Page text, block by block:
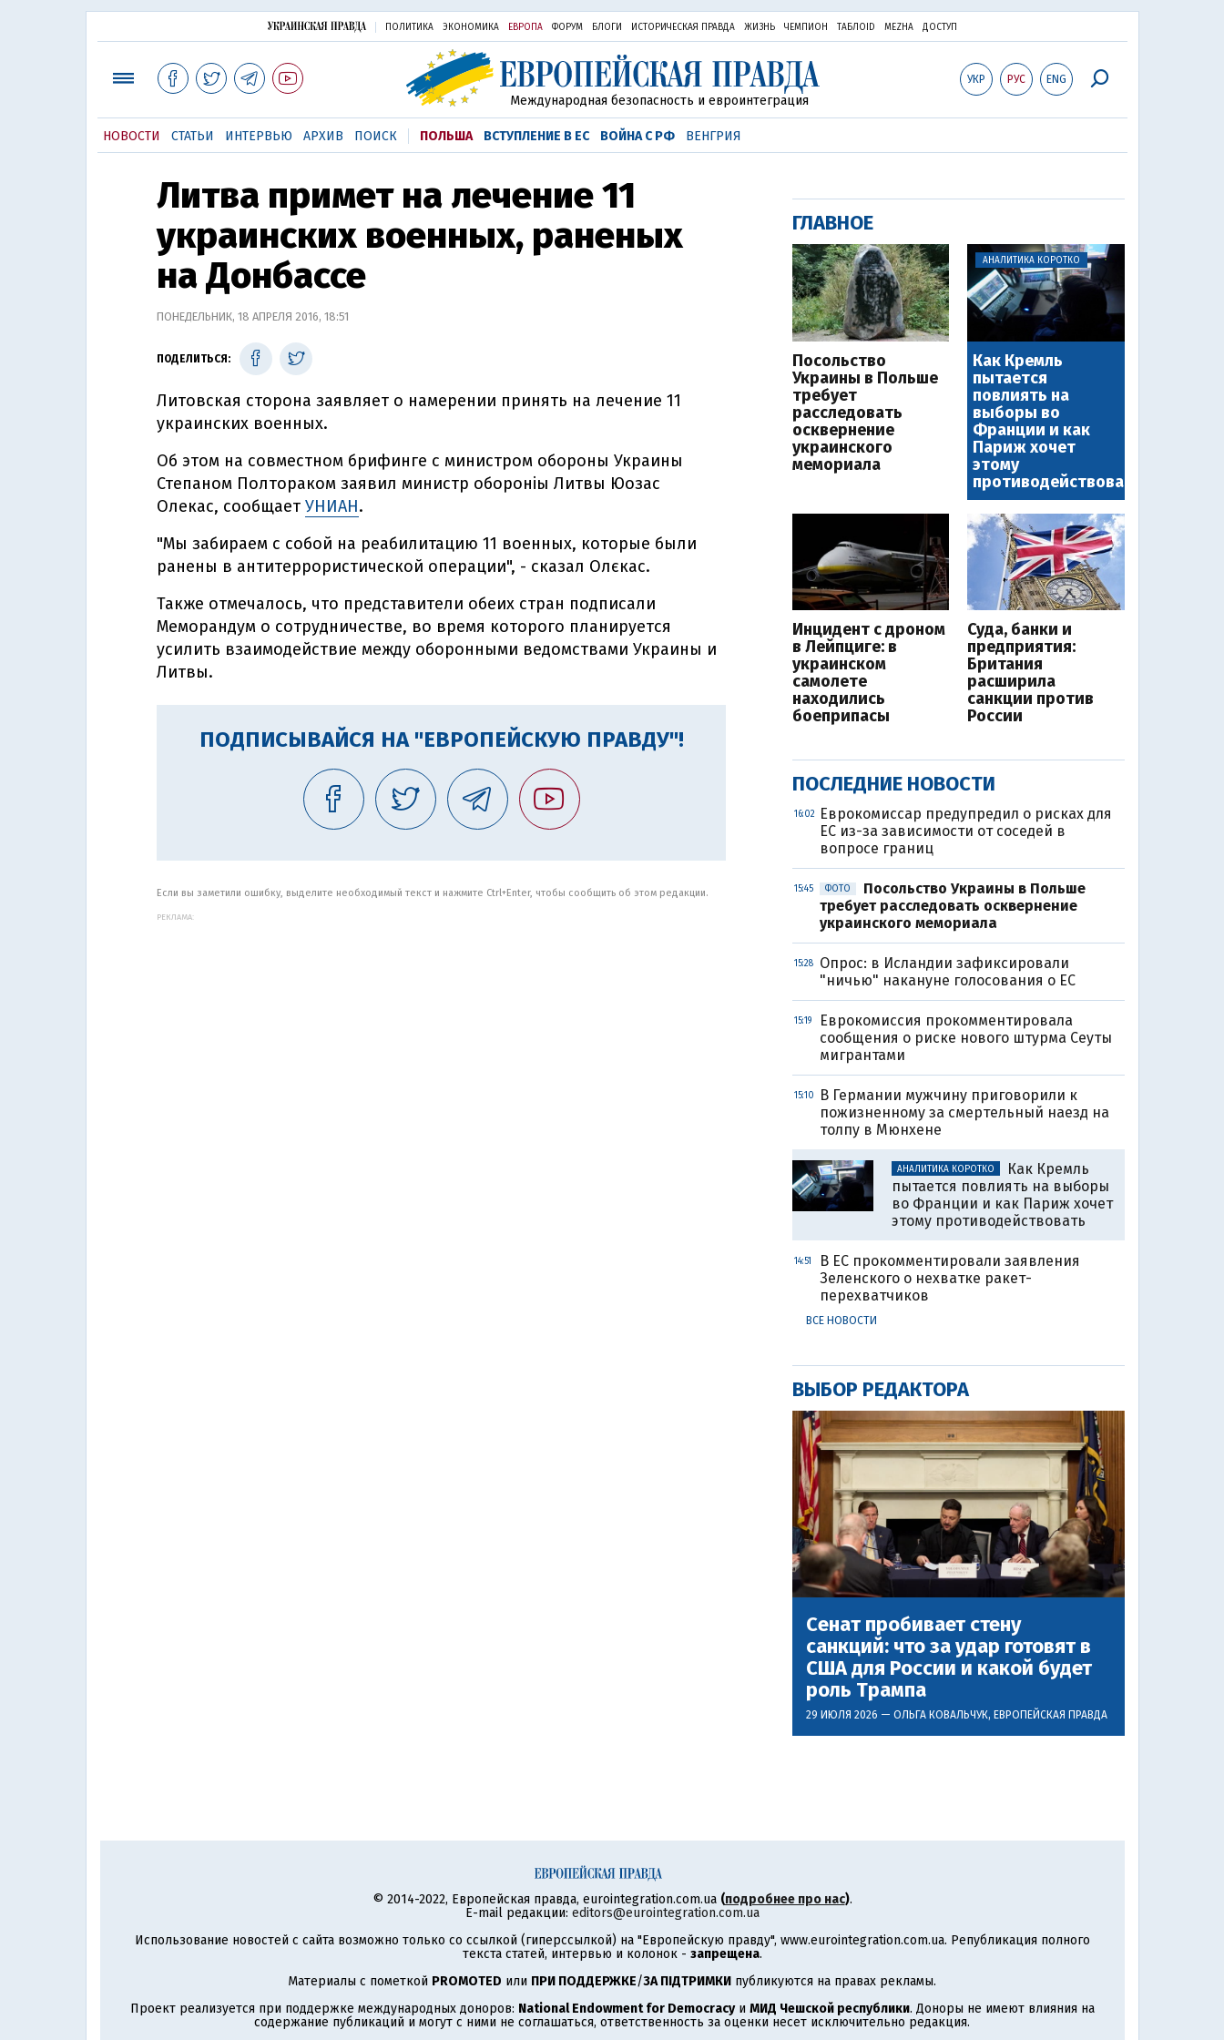
ПОЛИТИКА ЭКОНОМИКА ЕВРОПА ФОРУМ БЛОГИ ИСТОРИЧЕСКАЯ ПРАВДА ЖИЗНЬ ЧЕМПИОН ТАБЛОID MEZHA ДОСТУП
УКР РУС ENG
Международная безопасность и евроинтеграция
НОВОСТИ СТАТЬИ ИНТЕРВЬЮ АРХИВ ПОИСК ПОЛЬША ВСТУПЛЕНИЕ В ЕС ВОЙНА С РФ ВЕНГРИЯ
Литва примет на лечение 11
украинских военных, раненых
на Донбассе
ПОНЕДЕЛЬНИК, 18 АПРЕЛЯ 2016, 18:51
ПОДЕЛИТЬСЯ:
Литовская сторона заявляет о намерении принять на лечение 11
украинских военных.
Об этом на совместном брифинге с министром обороны Украины
Степаном Полтораком заявил министр обороніы Литвы Юозас
Олекас, сообщает УНИАН.
"Мы забираем с собой на реабилитацию 11 военных, которые были
ранены в антитеррористической операции", - сказал Олєкас.
Также отмечалось, что представители обеих стран подписали
Меморандум о сотрудничестве, во время которого планируется
усилить взаимодействие между оборонными ведомствами Украины и
Литвы.
ПОДПИСЫВАЙСЯ НА "ЕВРОПЕЙСКУЮ ПРАВДУ"!
Если вы заметили ошибку, выделите необходимый текст и нажмите Ctrl+Enter, чтобы сообщить об этом редакции.
РЕКЛАМА:
ГЛАВНОЕ
Посольство
Украины в Польше
требует
расследовать
осквернение
украинского
мемориала
АНАЛИТИКА КОРОТКО
Как Кремль
пытается
повлиять на
выборы во
Франции и как
Париж хочет
этому
противодействовать
Инцидент с дроном
в Лейпциге: в
украинском
самолете
находились
боеприпасы
Суда, банки и
предприятия:
Британия
расширила
санкции против
России
ПОСЛЕДНИЕ НОВОСТИ
16:02
Еврокомиссар предупредил о рисках для
ЕС из-за зависимости от соседей в
вопросе границ
15:45 ФОТО
Посольство Украины в Польше
требует расследовать осквернение
украинского мемориала
15:28
Опрос: в Исландии зафиксировали
"ничью" накануне голосования о ЕС
15:19
Еврокомиссия прокомментировала
сообщения о риске нового штурма Сеуты
мигрантами
15:10
В Германии мужчину приговорили к
пожизненному за смертельный наезд на
толпу в Мюнхене
АНАЛИТИКА КОРОТКО
Как Кремль
пытается повлиять на выборы
во Франции и как Париж хочет
этому противодействовать
14:51
В ЕС прокомментировали заявления
Зеленского о нехватке ракет-
перехватчиков
ВСЕ НОВОСТИ
ВЫБОР РЕДАКТОРА
Сенат пробивает стену
санкций: что за удар готовят в
США для России и какой будет
роль Трампа
29 ИЮЛЯ 2026 — ОЛЬГА КОВАЛЬЧУК, ЕВРОПЕЙСКАЯ ПРАВДА
© 2014-2022, Европейская правда, eurointegration.com.ua (подробнее про нас).
E-mail редакции: editors@eurointegration.com.ua
Использование новостей с сайта возможно только со ссылкой (гиперссылкой) на "Европейскую правду", www.eurointegration.com.ua. Републикация полного
текста статей, интервью и колонок - запрещена.
Материалы с пометкой PROMOTED или ПРИ ПОДДЕРЖКЕ/ЗА ПІДТРИМКИ публикуются на правах рекламы.
Проект реализуется при поддержке международных доноров: National Endowment for Democracyи МИД Чешской республики. Доноры не имеют влияния на
содержание публикаций и могут с ними не соглашаться, ответственность за оценки несет исключительно редакция.